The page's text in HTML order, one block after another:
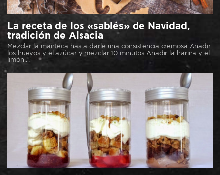
La receta de los «sablés» de Navidad,
tradición de Alsacia
Mezclar la manteca hasta darle una consistencia cremosa Añadir
los huevos y el azúcar y mezclar 10 minutos Añadir la harina y el
limón....